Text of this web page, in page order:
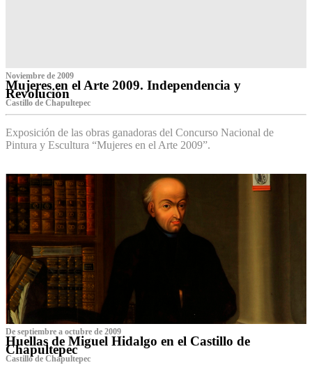
Noviembre de 2009
Mujeres en el Arte 2009. Independencia y
Revolución
Castillo de Chapultepec
Exposición de las obras ganadoras del Concurso Nacional de
Pintura y Escultura “Mujeres en el Arte 2009”.
De septiembre a octubre de 2009
Huellas de Miguel Hidalgo en el Castillo de
Chapultepec
Castillo de Chapultepec